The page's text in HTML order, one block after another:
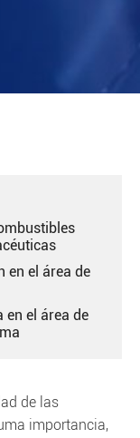
en el área de
en el área de
de las
importancia,